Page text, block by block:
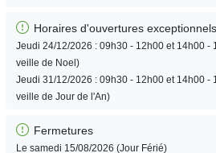
Horaires d'ouvertures exceptionnels
Jeudi 24/12/2026 : 09h30 - 12h00 et 14h00 -
veille de Noel)
Jeudi 31/12/2026 : 09h30 - 12h00 et 14h00 -
veille de Jour de l'An)
Fermetures
Le samedi 15/08/2026 (Jour Férié)